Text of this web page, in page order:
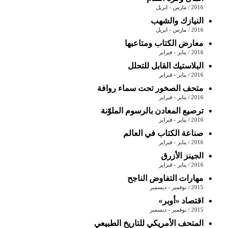
2016 / مارس - ابريل
النيازك والشهب
2016 / مارس - ابريل
معارض الكتاب ومتاعبها
2016 / يناير - فبراير
البلاستيك القابل للتحلل
2016 / يناير - فبراير
متحف الصخور تحت سماء روافة
2016 / يناير - فبراير
ترصيع المعادن بالرسوم الملوّنة
2016 / يناير - فبراير
صناعة الكتاب في العالم
2016 / يناير - فبراير
الجينز الأزرق
2016 / يناير - فبراير
مهارات التفاوض الناجح
2015 / نوفمبر - ديسمبر
اقتصاد «أوبر»
2015 / نوفمبر - ديسمبر
المتحف الأمريكي للتاريخ الطبيعي